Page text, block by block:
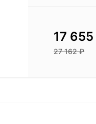
17 655
27 162₽